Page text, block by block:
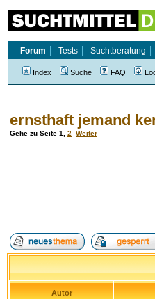
ernsthaft jemand
Gehe zu Seite 1 2 Weiter
Autor
Forum
Tests Suchtberatung
Index Suche FAQ